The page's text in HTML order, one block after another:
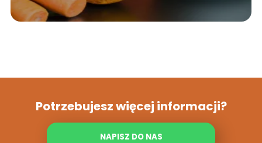
Potrzebujesz więcej informacji?
NAPISZ DO NAS